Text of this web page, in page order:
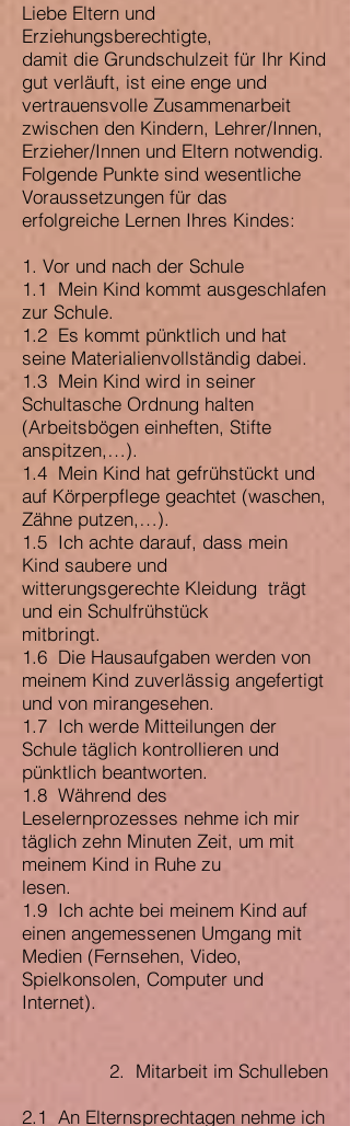
Liebe Eltern und
Erziehungsberechtigte,
damit die Grundschulzeit für Ihr Kind
gut verläuft, ist eine enge und
vertrauensvolle Zusammenarbeit
zwischen den Kindern, Lehrer/Innen,
Erzieher/Innen und Eltern notwendig.
Folgende Punkte sind wesentliche
Voraussetzungen für das
erfolgreiche Lernen Ihres Kindes:
1. Vor und nach der Schule
1.1 Mein Kind kommt ausgeschlafen
zur Schule.
1.2 Es kommt pünktlich und hat
seine Materialienvollständig dabei.
1.3 Mein Kind wird in seiner
Schultasche Ordnung halten
(Arbeitsbögen einheften, Stifte
anspitzen,…).
1.4 Mein Kind hat gefrühstückt und
auf Körperpflege geachtet (waschen,
Zähne putzen,…).
1.5 Ich achte darauf, dass mein
Kind saubere und
witterungsgerechte Kleidung trägt
und ein Schulfrühstück
mitbringt.
1.6 Die Hausaufgaben werden von
meinem Kind zuverlässig angefertigt
und von mirangesehen.
1.7 Ich werde Mitteilungen der
Schule täglich kontrollieren und
pünktlich beantworten.
1.8 Während des
Leselernprozesses nehme ich mir
täglich zehn Minuten Zeit, um mit
meinem Kind in Ruhe zu
lesen.
1.9 Ich achte bei meinem Kind auf
einen angemessenen Umgang mit
Medien (Fernsehen, Video,
Spielkonsolen, Computer und
Internet).
2. Mitarbeit im Schulleben
2.1 An Elternsprechtagen nehme ich